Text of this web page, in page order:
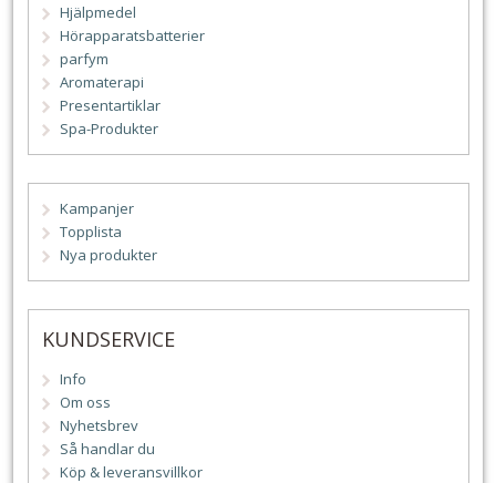
Hjälpmedel
Hörapparatsbatterier
parfym
Aromaterapi
Presentartiklar
Spa-Produkter
Kampanjer
Topplista
Nya produkter
KUNDSERVICE
Info
Om oss
Nyhetsbrev
Så handlar du
Köp & leveransvillkor